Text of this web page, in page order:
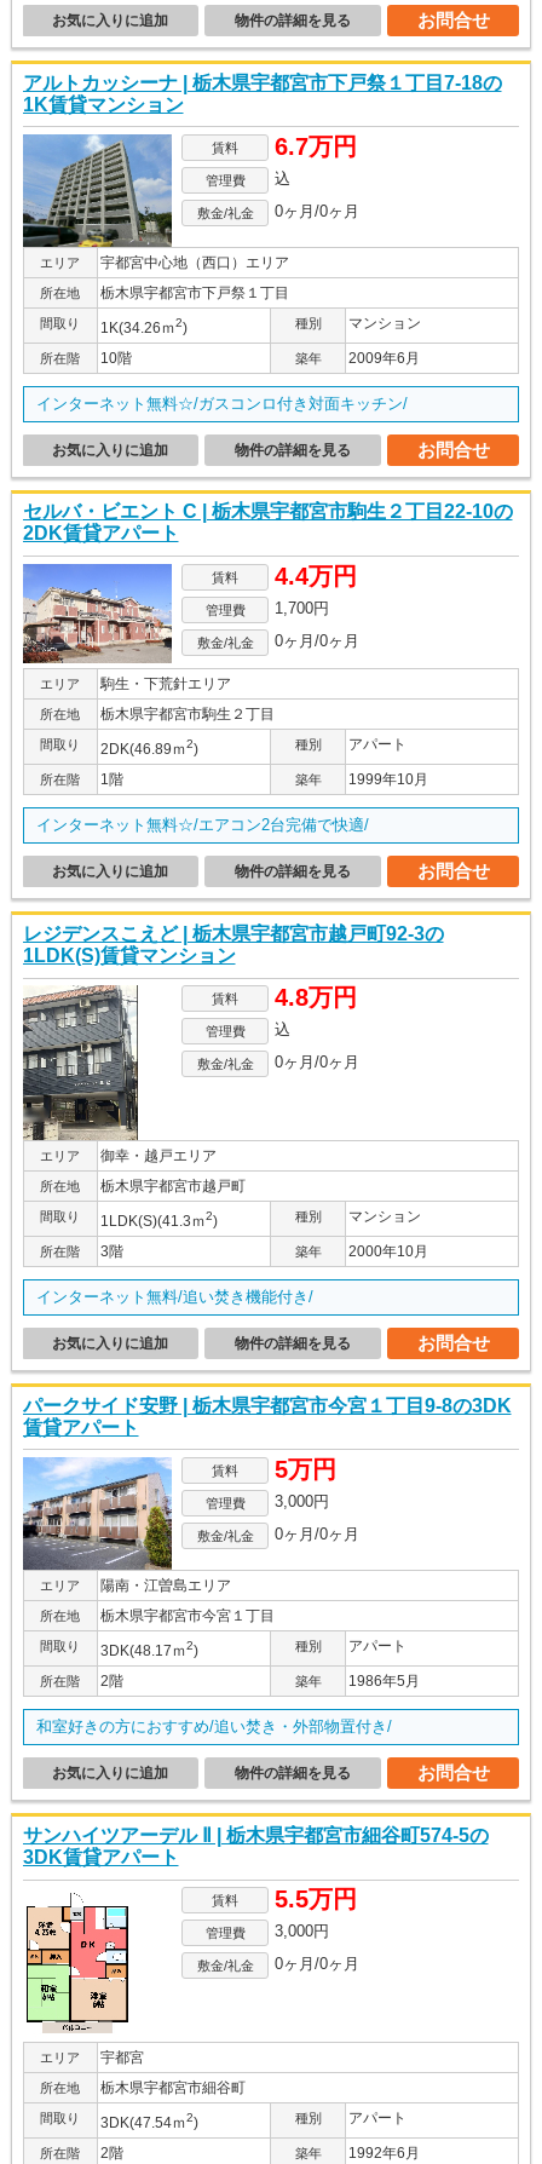
お問合せ
物件の詳細を見る
お気に入りに追加
アルトカッシーナ | 栃木県宇都宮市下戸祭１丁目7-18の
1K賃貸マンション
賃料 6.7万円
管理費 込
敷金/礼金 0ヶ月/0ヶ月
エリア 宇都宮中心地（西口）エリア
所在地 栃木県宇都宮市下戸祭１丁目
間取り 1K(34.26ｍ2) 種別 マンション
所在階 10階 築年 2009年6月
インターネット無料☆/ガスコンロ付き対面キッチン/
お問合せ
物件の詳細を見る
お気に入りに追加
セルバ・ビエント C | 栃木県宇都宮市駒生２丁目22-10の
2DK賃貸アパート
賃料 4.4万円
管理費 1,700円
敷金/礼金 0ヶ月/0ヶ月
エリア 駒生・下荒針エリア
所在地 栃木県宇都宮市駒生２丁目
間取り 2DK(46.89ｍ2) 種別 アパート
所在階 1階 築年 1999年10月
インターネット無料☆/エアコン2台完備で快適/
お問合せ
物件の詳細を見る
お気に入りに追加
レジデンスこえど | 栃木県宇都宮市越戸町92-3の
1LDK(S)賃貸マンション
賃料 4.8万円
管理費 込
敷金/礼金 0ヶ月/0ヶ月
エリア 御幸・越戸エリア
所在地 栃木県宇都宮市越戸町
間取り 1LDK(S)(41.3ｍ2) 種別 マンション
所在階 3階 築年 2000年10月
インターネット無料/追い焚き機能付き/
お問合せ
物件の詳細を見る
お気に入りに追加
パークサイド安野 | 栃木県宇都宮市今宮１丁目9-8の3DK
賃貸アパート
賃料 5万円
管理費 3,000円
敷金/礼金 0ヶ月/0ヶ月
エリア 陽南・江曽島エリア
所在地 栃木県宇都宮市今宮１丁目
間取り 3DK(48.17ｍ2) 種別 アパート
所在階 2階 築年 1986年5月
和室好きの方におすすめ/追い焚き・外部物置付き/
お問合せ
物件の詳細を見る
お気に入りに追加
サンハイツアーデル Ⅱ | 栃木県宇都宮市細谷町574-5の
3DK賃貸アパート
賃料 5.5万円
管理費 3,000円
敷金/礼金 0ヶ月/0ヶ月
エリア 宇都宮
所在地 栃木県宇都宮市細谷町
間取り 3DK(47.54ｍ2) 種別 アパート
所在階 2階 築年 1992年6月